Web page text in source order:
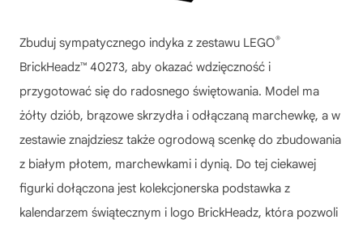
Zbuduj sympatycznego indyka z zestawu LEGO®
BrickHeadz™ 40273, aby okazać wdzięczność i
przygotować się do radosnego świętowania. Model ma
żółty dziób, brązowe skrzydła i odłączaną marchewkę, a w
zestawie znajdziesz także ogrodową scenkę do zbudowania
z białym płotem, marchewkami i dynią. Do tej ciekawej
figurki dołączona jest kolekcjonerska podstawka z
kalendarzem świątecznym i logo BrickHeadz, która pozwoli